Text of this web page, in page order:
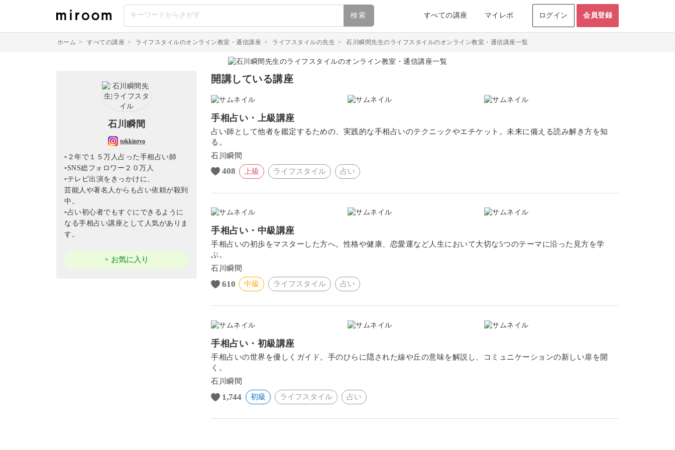
検索 すべての講座 マイレポ ログイン 会員登録
ホーム > すべての講座 > ライフスタイルのオンライン教室・通信講座 > ライフスタイルの先生 > 石川瞬間先生のライフスタイルのオンライン教室・通信講座一覧
石川瞬間
tokkintyo
▫︎２年で１５万人占った手相占い師
▫︎SNS総フォロワー２０万人
▫︎テレビ出演をきっかけに、
芸能人や著名人からも占い依頼が殺到
中。
▫︎占い初心者でもすぐにできるように
なる手相占い講座として人気がありま
す。
+ お気に入り
開講している講座
手相占い・上級講座
占い師として他者を鑑定するための、実践的な手相占いのテクニックやエチケット。未来に備える読み解き方を知
る。
石川瞬間
408 上級 ライフスタイル 占い
手相占い・中級講座
手相占いの初歩をマスターした方へ。性格や健康、恋愛運など人生において大切な5つのテーマに沿った見方を学
ぶ。
石川瞬間
610 中級 ライフスタイル 占い
手相占い・初級講座
手相占いの世界を優しくガイド。手のひらに隠された線や丘の意味を解説し、コミュニケーションの新しい扉を開
く。
石川瞬間
1,744 初級 ライフスタイル 占い